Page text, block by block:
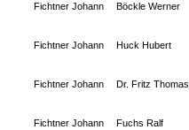
Fichtner Johann Böckle Werner
Fichtner Johann Huck Hubert
Fichtner Johann Dr. Fritz Thomas
Fichtner Johann Fuchs Ralf